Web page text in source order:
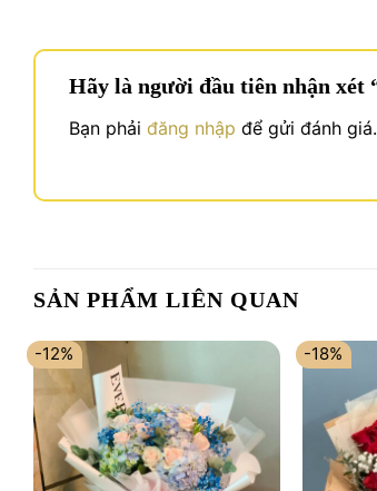
Hãy là người đầu tiên nhận xét
Bạn phải đăng nhập để gửi đánh giá.
SẢN PHẨM LIÊN QUAN
-12% -18%